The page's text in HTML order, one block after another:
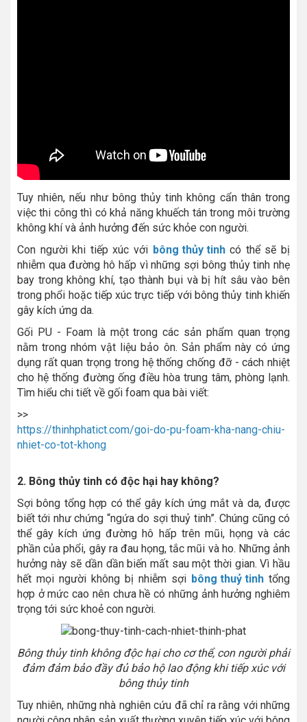
Tuy nhiên, nếu như bông thủy tinh không cẩn thân trong
việc thi công thì có khả năng khuếch tán trong môi trường
không khí và ảnh hưởng đến sức khỏe con người.
Con người khi tiếp xúc với bông thủy tinhcó thể sẽ bị
nhiễm qua đường hô hấp vì những sợi bông thủy tinh nhẹ
bay trong không khí, tạo thành bụi và bị hít sâu vào bên
trong phổi hoặc tiếp xúc trực tiếp với bông thủy tinh khiến
gây kích ứng da.
Gối PU - Foam là một trong các sản phẩm quan trọng
nằm trong nhóm vật liệu bảo ôn. Sản phẩm này có ứng
dụng rất quan trọng trong hệ thống chống đỡ - cách nhiệt
cho hệ thống đường ống điều hòa trung tâm, phòng lạnh.
Tìm hiểu chi tiết về gối foam qua bài viết:
>>
https://thinhphatict.com/goi-do-pu-foam-kha-nang-chiu-
nhiet-co-tot-khong
2. Bông thủy tinh có độc hại hay không?
Sợi bông tổng hợp có thể gây kích ứng mắt và da, được
biết tới như chứng “ngứa do sợi thuỷ tinh”. Chúng cũng có
thể gây kích ứng đường hô hấp trên mũi, họng và các
phần của phổi, gây ra đau họng, tắc mũi và ho. Những ảnh
hưởng này sẽ dần dần biến mất sau một thời gian. Vì hầu
hết mọi người không bị nhiễm sợi bông thuỷ tinh tổng
hợp ở mức cao nên chưa hề có những ảnh hưởng nghiêm
trọng tới sức khoẻ con người.
Bông thủy tinh không độc hại cho cơ thể, con người phải
đảm đảm bảo đầy đủ bảo hộ lao động khi tiếp xúc với
bông thủy tinh
Tuy nhiên, những nhà nghiên cứu đã chỉ ra rằng với những